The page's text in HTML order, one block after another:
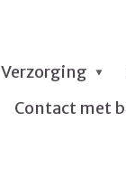
Verzorging
Contact met